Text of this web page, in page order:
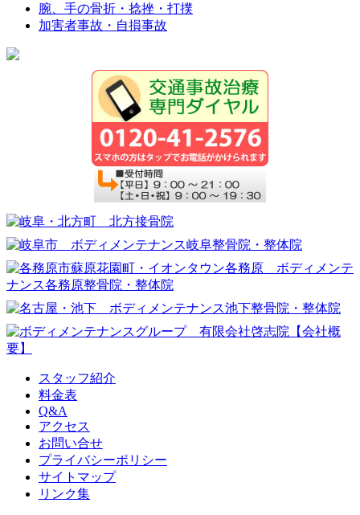
腕、手の骨折・捻挫・打撲
加害者事故・自損事故
スタッフ紹介
料金表
Q&A
アクセス
お問い合せ
プライバシーポリシー
サイトマップ
リンク集